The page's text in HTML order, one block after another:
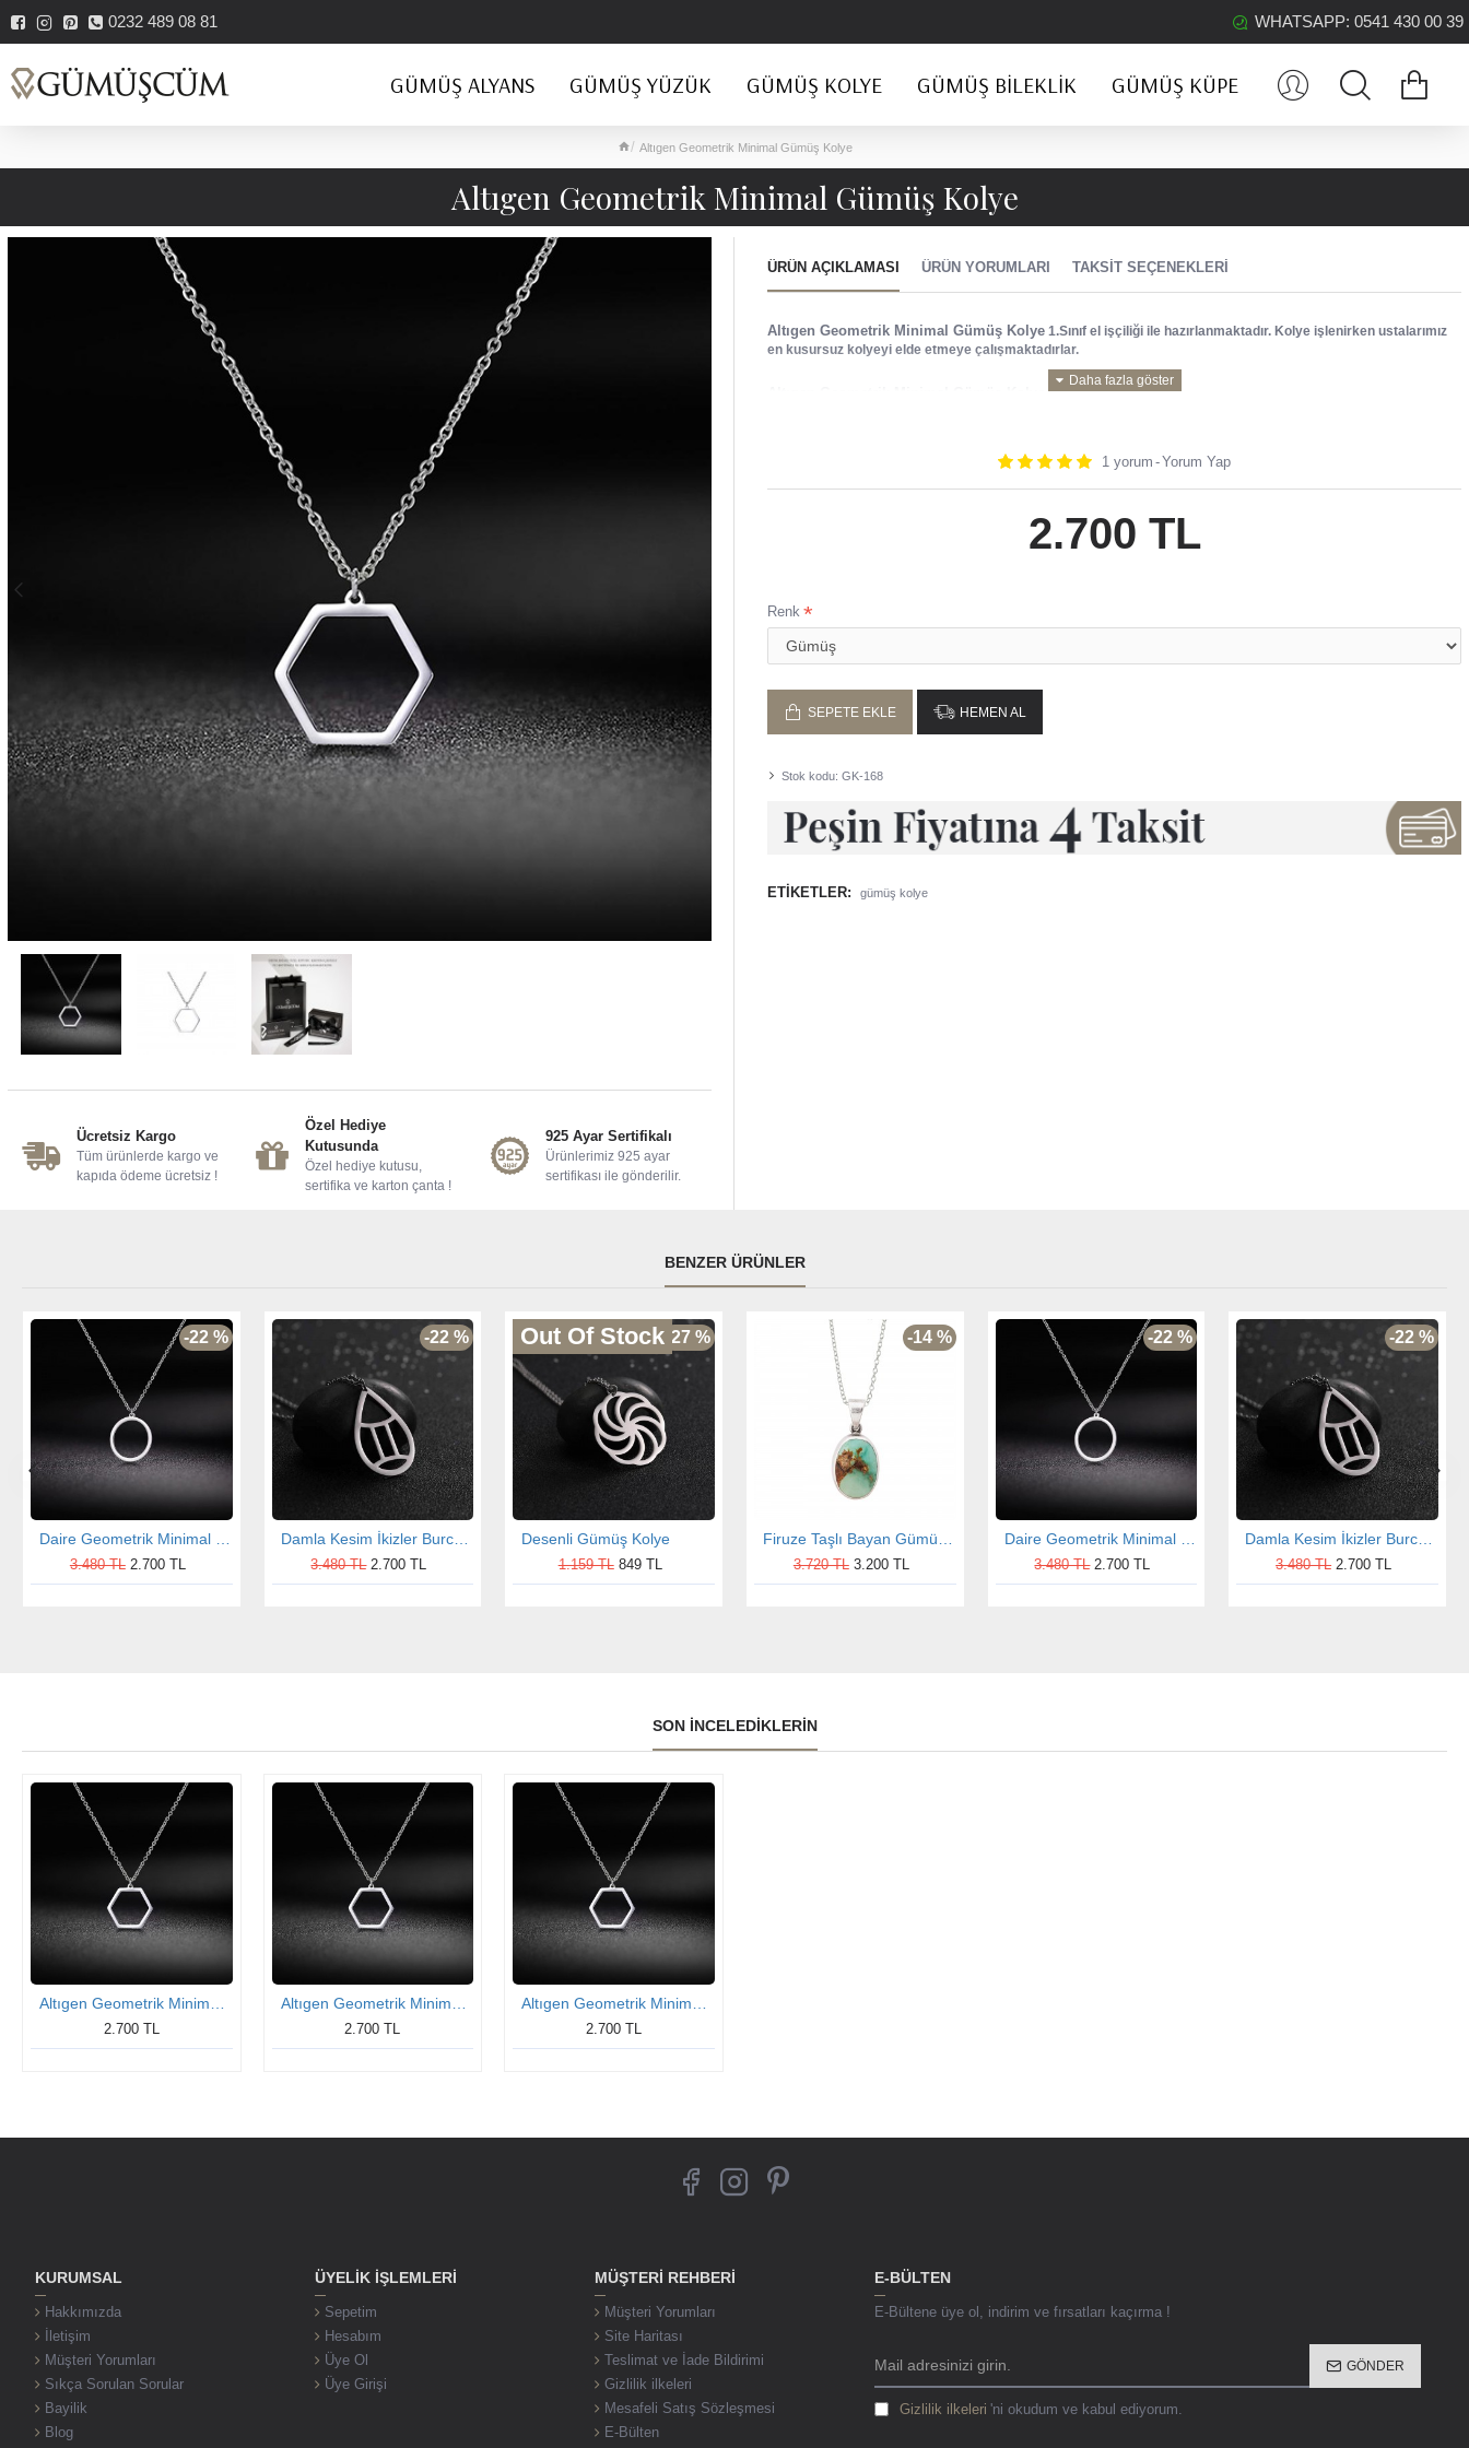
0232 489 08 81 WHATSAPP: 0541 430 00 39
GÜMÜŞ ALYANS GÜMÜŞ YÜZÜK GÜMÜŞ KOLYE GÜMÜŞ BILEKLIK GÜMÜŞ KÜPE
Altıgen Geometrik Minimal Gümüş Kolye
Altıgen Geometrik Minimal Gümüş Kolye
Ücretsiz Kargo
Tüm ürünlerde kargo ve
kapıda ödeme ücretsiz !
Özel Hediye
Kutusunda
Özel hediye kutusu,
sertifika ve karton çanta !
925 Ayar Sertifikalı
Ürünlerimiz 925 ayar
sertifikası ile gönderilir.
ÜRÜN AÇIKLAMASI ÜRÜN YORUMLARI TAKSIT SEÇENEKLERI
Altıgen Geometrik Minimal Gümüş Kolye 1.Sınıf el işçiliği ile hazırlanmaktadır. Kolye işlenirken ustalarımız
en kusursuz kolyeyi elde etmeye çalışmaktadırlar.
Ürünümüz 925 ayar gümüştür.
El işçiliği ile ustalarımız tarafından hazırlanmaktadır.
Stok kodu: GK-168
1 yorum -Yorum Yap
2.700 TL
Renk
SEPETE EKLE HEMEN AL
ETIKETLER: gümüş kolye
BENZER ÜRÜNLER
-22 %
Daire Geometrik Minimal Gümüş Kolye
3.480 TL 2.700 TL
-22 %
Damla Kesim İkizler Burcu Gümüş Kolye
3.480 TL 2.700 TL
-27 %
Out Of Stock
Desenli Gümüş Kolye
1.159 TL 849 TL
-14 %
Firuze Taşlı Bayan Gümüş Oval Kolye
3.720 TL 3.200 TL
-22 %
Daire Geometrik Minimal Gümüş Kolye
3.480 TL 2.700 TL
-22 %
Damla Kesim İkizler Burcu Gümüş Kolye
3.480 TL 2.700 TL
SON İNCELEDIKLERIN
2.700 TL 2.700 TL 2.700 TL
KURUMSAL
Hakkımızda
İletişim
Müşteri Yorumları
Sıkça Sorulan Sorular
Bayilik
Blog
ÜYELIK İŞLEMLERI
Sepetim
Hesabım
Üye Ol
Üye Girişi
MÜŞTERI REHBERI
Müşteri Yorumları
Site Haritası
Teslimat ve İade Bildirimi
Gizlilik ilkeleri
Mesafeli Satış Sözleşmesi
E-Bülten
E-BÜLTEN
E-Bültene üye ol, indirim ve fırsatları kaçırma !
GÖNDER
Gizlilik ilkeleri 'ni okudum ve kabul ediyorum.